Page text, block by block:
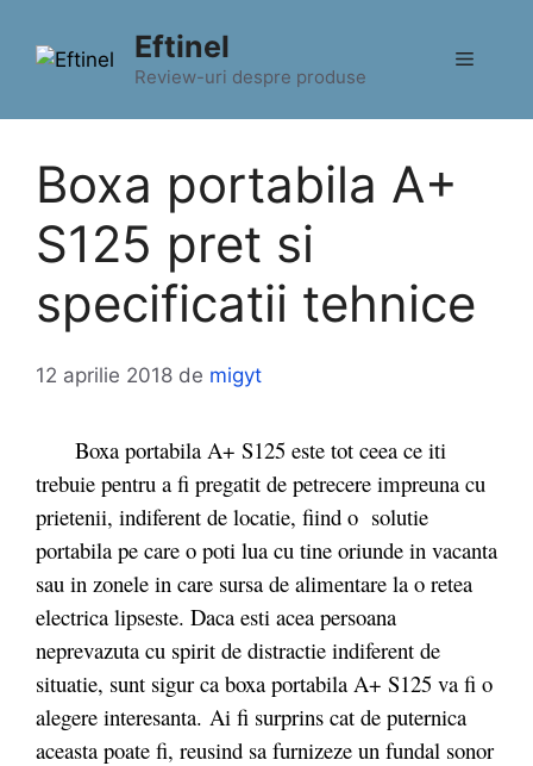
conținut
Eftinel
Review-uri despre produse
Meniu
Boxa portabila A+
S125 pret si
specificatii tehnice
12 aprilie 2018 de migyt
Boxa portabila A+ S125 este tot ceea ce iti
trebuie pentru a fi pregatit de petrecere impreuna cu
prietenii, indiferent de locatie, fiind o solutie
portabila pe care o poti lua cu tine oriunde in vacanta
sau in zonele in care sursa de alimentare la o retea
electrica lipseste. Daca esti acea persoana
neprevazuta cu spirit de distractie indiferent de
situatie, sunt sigur ca boxa portabila A+ S125 va fi o
alegere interesanta. Ai fi surprins cat de puternica
aceasta poate fi, reusind sa furnizeze un fundal sonor